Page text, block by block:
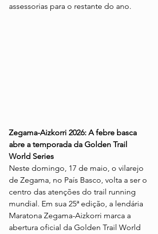
assessorias para o restante do ano.
Zegama-Aizkorri 2026: A febre basca
abre a temporada da Golden Trail
World Series
Neste domingo, 17 de maio, o vilarejo
de Zegama, no País Basco, volta a ser o
centro das atenções do trail running
mundial. Em sua 25ª edição, a lendária
Maratona Zegama-Aizkorri marca a
abertura oficial da Golden Trail World